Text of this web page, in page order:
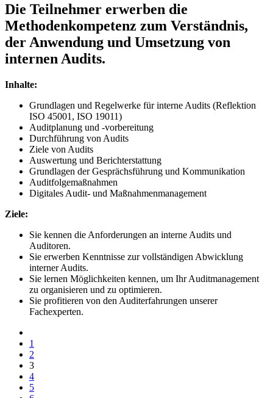
Die Teilnehmer erwerben die
Methodenkompetenz zum Verständnis,
der Anwendung und Umsetzung von
internen Audits.
Inhalte:
Grundlagen und Regelwerke für interne Audits (Reflektion
ISO 45001, ISO 19011)
Auditplanung und -vorbereitung
Durchführung von Audits
Ziele von Audits
Auswertung und Berichterstattung
Grundlagen der Gesprächsführung und Kommunikation
Auditfolgemaßnahmen
Digitales Audit- und Maßnahmenmanagement
Ziele:
Sie kennen die Anforderungen an interne Audits und
Auditoren.
Sie erwerben Kenntnisse zur vollständigen Abwicklung
interner Audits.
Sie lernen Möglichkeiten kennen, um Ihr Auditmanagement
zu organisieren und zu optimieren.
Sie profitieren von den Auditerfahrungen unserer
Fachexperten.
1
2
3
4
5